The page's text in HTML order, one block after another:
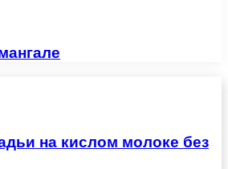
на кислом молоке без